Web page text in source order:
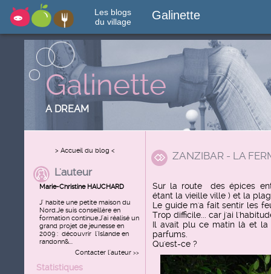
Les blogs
du village
Galinette
Galinette
A DREAM
> Accueil du blog <
L'auteur
Marie-Christine HAUCHARD
J' habite une petite maison du
Nord.Je suis conseillère en
formation continue.J'ai réalisé un
grand projet de jeunesse en
2009 : découvrir l'Islande en
randonn&...
Contacter l'auteur >>
Statistiques
ZANZIBAR - LA
Sur la route des épices
étant la vieille ville ) et la
Le guide m'a fait sentir les
Trop difficile... car j'ai
Il avait plu ce matin là et la
parfums.
Qu'est-ce ?